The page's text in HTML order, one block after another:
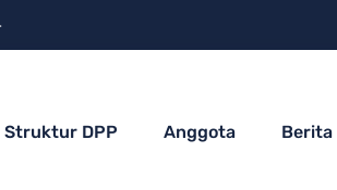
Struktur DPP Anggota Berita